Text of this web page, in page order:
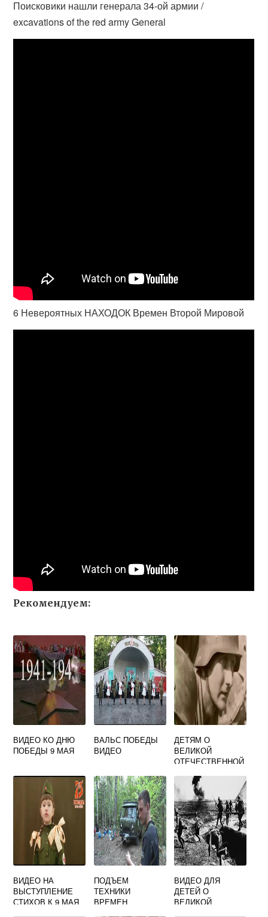
Поисковики нашли генерала 34-ой армии /
excavations of the red army General
6 Невероятных НАХОДОК Времен Второй Мировой
Рекомендуем:
ВИДЕО КО ДНЮ
ПОБЕДЫ 9 МАЯ
ВАЛЬС ПОБЕДЫ
ВИДЕО
ДЕТЯМ О
ВЕЛИКОЙ
ОТЕЧЕСТВЕННОЙ
ВИДЕО НА
ВЫСТУПЛЕНИЕ
СТИХОВ К 9 МАЯ
ПОДЪЕМ
ТЕХНИКИ
ВРЕМЕН
ВИДЕО ДЛЯ
ДЕТЕЙ О
ВЕЛИКОЙ